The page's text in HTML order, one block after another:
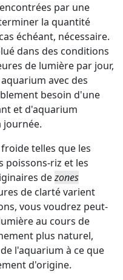
par une
la quantité
échéant, nécessaire.
dans des conditions
de lumière par jour,
avec des
besoin d'une
et d'aquarium
journée.
telles que les
poissons-riz et les
dezones
de clarté varient
vous voudrez peut-
au cours de
plus naturel,
l'aquarium à ce que
d'origine.